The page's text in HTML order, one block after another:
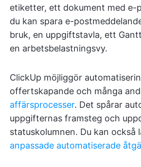
etiketter, ett dokument med e-
du kan spara e-
bruk, en uppgiftstavla, ett
en arbetsbelastningsvy.
ClickUp möjliggör
offertskapande och många
affärsprocesser. Det spårar
uppgifternas framsteg och
statuskolumnen. Du kan också
anpassade automatiserade